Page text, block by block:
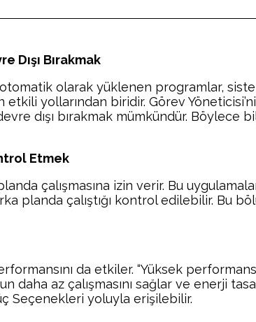
Dışı Bırakmak
olarak yüklenen programlar,
etkili yollarından biridir. Görev
dışı bırakmak mümkündür.
Etmek
çalışmasına izin verir. Bu
planda çalıştığı kontrol edilebilir. Bu
da etkiler. “Yüksek
daha az çalışmasını sağlar ve enerji
Seçenekleri yoluyla erişilebilir.